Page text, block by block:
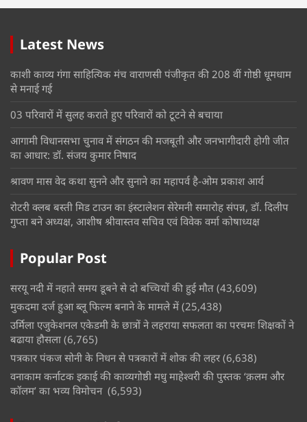
Latest News
काशी काव्य गंगा साहित्यिक मंच वाराणसी पंजीकृत की 208 वीं गोष्ठी धूमधाम
से मनाई गई
03 परिवारों में सुलह कराते हुए परिवारों को टूटने से बचाया
आगामी विधानसभा चुनाव में संगठन की मजबूती और जनभागीदारी होगी जीत
का आधार: डॉ. संजय कुमार निषाद
श्रावण मास वेद कथा सुनने और सुनाने का महापर्व है-ओम प्रकाश आर्य
रोटरी क्लब बस्ती मिड टाउन का इंस्टालेशन सेरेमनी समारोह संपन्न, डॉ. दिलीप
गुप्ता बने अध्यक्ष, आशीष श्रीवास्तव सचिव एवं विवेक वर्मा कोषाध्यक्ष
Popular Post
सरयू नदी में नहाते समय डूबने से दो बच्चियों की हुई मौत (43,609)
मुकदमा दर्ज हुआ ब्लू फिल्म बनाने के मामले में (25,438)
उर्मिला एजुकेशनल एकेडमी के छात्रों ने लहराया सफलता का परचमः शिक्षकों ने
बढाया हौसला (6,765)
पत्रकार पंकज सोनी के निधन से पत्रकारों में शोक की लहर (6,638)
वनाकाम कर्नाटक इकाई की काव्यगोष्ठी मधु माहेश्वरी की पुस्तक ‘क़लम और
कॉलम’ का भव्य विमोचन (6,593)